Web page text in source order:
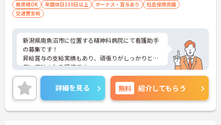
無資格OK
年間休日110日以上 ボーナス・賞与あり
社会保険完備
交通費支給
新潟県南魚沼市に位置する精神科病院にて看護助手
の募集です！
昇給賞与の支給実績もあり、頑張りがしっかりと評
価に反映される環境です。
ご興味ある方には、面接対策ポイントなど、さらに
詳細をお話しいたしますのでお気軽にご相談くださ
い！
詳細を見る 無料 紹介してもらう